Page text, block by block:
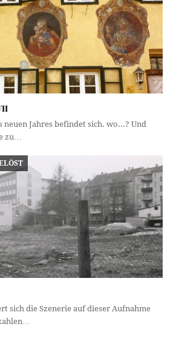
neuen Jahres befindet sich. wo...? Und
zu…
sich die Szenerie auf dieser Aufnahme